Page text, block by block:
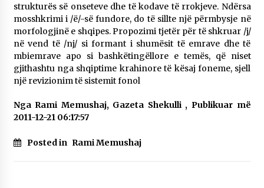
strukturës së onseteve dhe të kodave të rrokjeve. Ndërsa
mosshkrimi i /ë/-së fundore, do të sillte një përmbysje në
morfologjinë e shqipes. Propozimi tjetër për të shkruar /j/
në vend të /nj/ si formant i shumësit të emrave dhe të
mbiemrave apo si bashkëtingëllore e temës, që niset
gjithashtu nga shqiptime krahinore të kësaj foneme, sjell
një revizionim të sistemit fonol
Nga Rami Memushaj, Gazeta Shekulli , Publikuar më
2011-12-21 06:17:57
Posted in Rami Memushaj